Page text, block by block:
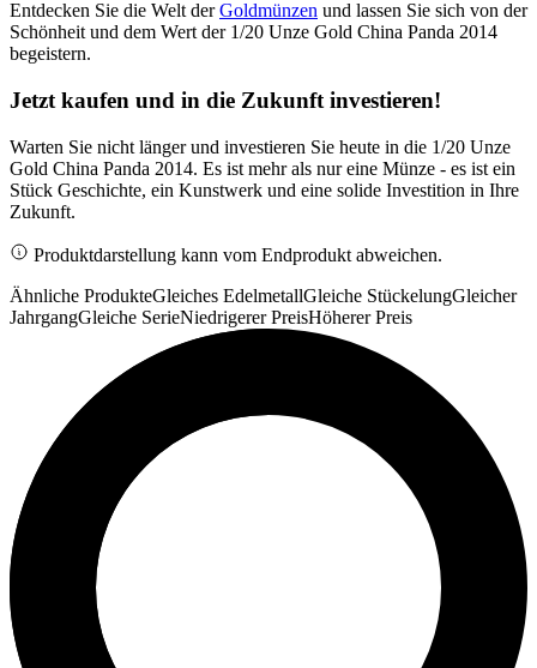
Entdecken Sie die Welt derGoldmünzen und lassen Sie sich von der
Schönheit und dem Wert der 1/20 Unze Gold China Panda 2014
begeistern.
Jetzt kaufen und in die Zukunft investieren!
Warten Sie nicht länger und investieren Sie heute in die 1/20 Unze
Gold China Panda 2014. Es ist mehr als nur eine Münze - es ist ein
Stück Geschichte, ein Kunstwerk und eine solide Investition in Ihre
Zukunft.
Produktdarstellung kann vom Endprodukt abweichen.
Ähnliche ProdukteGleiches EdelmetallGleiche StückelungGleicher
JahrgangGleiche SerieNiedrigerer PreisHöherer Preis